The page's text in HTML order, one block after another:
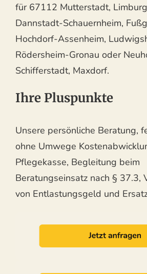
für 67112 Mutterstadt,
Dannstadt-Schauernheim,
Hochdorf-Assenheim,
Rödersheim-Gronau oder
Schifferstadt, Maxdorf.
Ihre Pluspunkte
Unsere persönliche Beratung,
ohne Umwege
Pflegekasse, Begleitung beim
Beratungseinsatz nach § 37.3,
von Entlastungsgeld und